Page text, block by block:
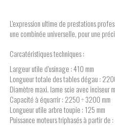
L'expression ultime de prestations
une combinée universelle, pour une
Carcatéristiques techniques :
Largeur utile d’usinage : 410 mm
Longueur totale des tables dégau :
Diamètre maxi. lame scie avec inciseur
Capacité à équarrir : 2250 ÷ 3200 mm
Longueur utile arbre toupie : 125 mm
Puissance moteurs triphasés à partir de